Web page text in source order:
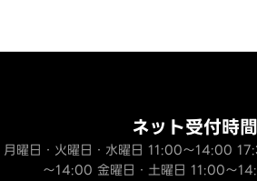
ネット受付時
月曜日・火曜日・水曜日 11:00～14:00
～14:00 金曜日・土曜日 11:00～